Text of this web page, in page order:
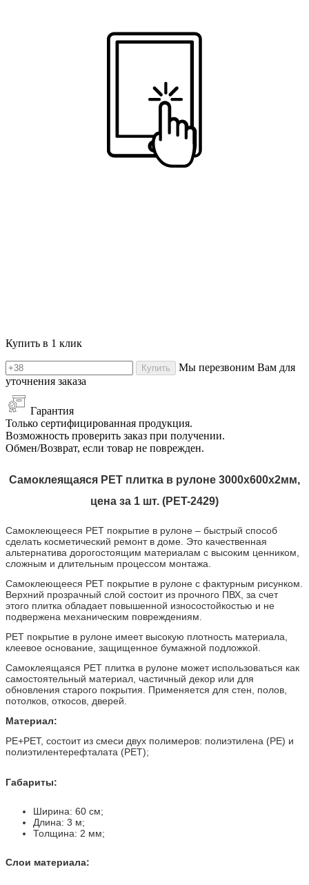
Купить в 1 клик
Купить
Мы перезвоним Вам для
уточнения заказа
Гарантия
Только сертифицированная продукция.
Возможность проверить заказ при получении.
Обмен/Возврат, если товар не поврежден.
Самоклеящаяся PET плитка в рулоне 3000х600х2мм,
цена за 1 шт. (PET-2429)
Самоклеющееся PET покрытие в рулоне – быстрый способ
сделать косметический ремонт в доме. Это качественная
альтернатива дорогостоящим материалам с высоким ценником,
сложным и длительным процессом монтажа.
Самоклеющееся PET покрытие в рулоне с фактурным рисунком.
Верхний прозрачный слой состоит из прочного ПВХ, за счет
этого плитка обладает повышенной износостойкостью и не
подвержена механическим повреждениям.
PET покрытие в рулоне имеет высокую плотность материала,
клеевое основание, защищенное бумажной подложкой.
Самоклеящаяся PET плитка в рулоне может использоваться как
самостоятельный материал, частичный декор или для
обновления старого покрытия. Применяется для стен, полов,
потолков, откосов, дверей.
Материал:
PE+PET, состоит из смеси двух полимеров: полиэтилена (PE) и
полиэтилентерефталата (PET);
Габариты:
Ширина: 60 см;
Длина: 3 м;
Толщина: 2 мм;
Слои материала: